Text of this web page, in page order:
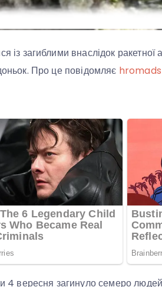
загиблими внаслідок ракетної
Про це повідомляє
4 вересня загинуло семеро